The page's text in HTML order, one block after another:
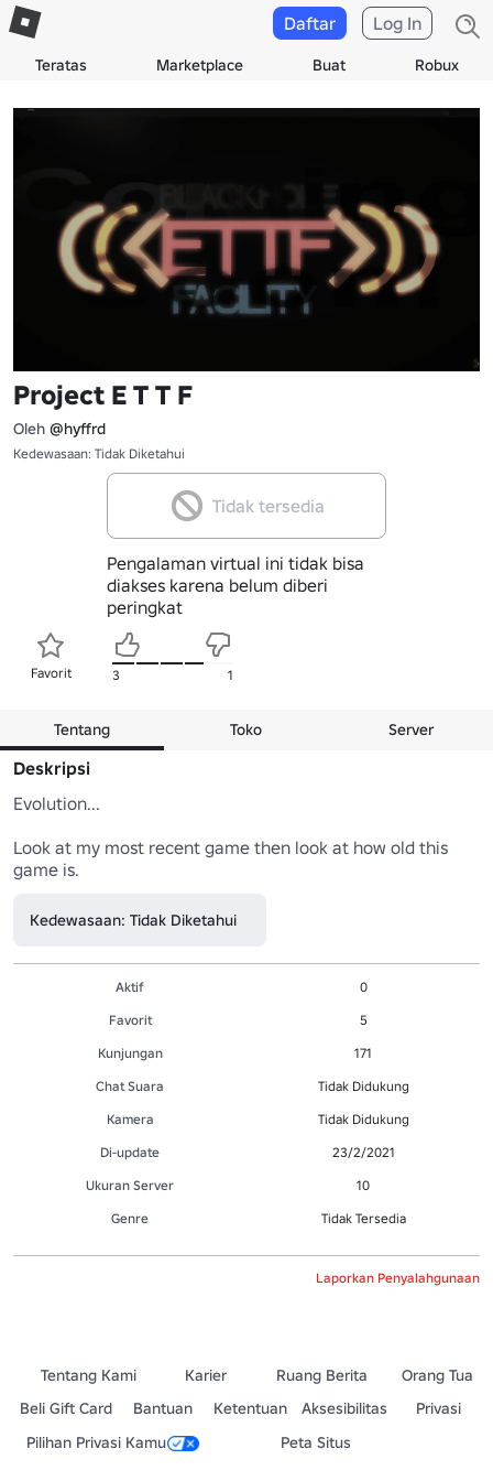
Teratas Marketplace Buat Robux
Daftar Log In
Project E T T F
Oleh @hyffrd
Kedewasaan: Tidak Diketahui
Tidak tersedia
Pengalaman virtual ini tidak bisa
diakses karena belum diberi
peringkat
Favorit 3 1
Tentang Toko Server
Deskripsi
Evolution...
Look at my most recent game then look at how old this
game is.
Kedewasaan: Tidak Diketahui
Aktif
0
Favorit
5
Kunjungan
171
Chat Suara
Tidak Didukung
Kamera
Tidak Didukung
Di-update
23/2/2021
Ukuran Server
10
Genre
Tidak Tersedia
Laporkan Penyalahgunaan
Tentang Kami Karier Ruang Berita
Orang Tua
Beli Gift Card
Bantuan Ketentuan Aksesibilitas
Privasi
Pilihan Privasi Kamu
Peta Situs